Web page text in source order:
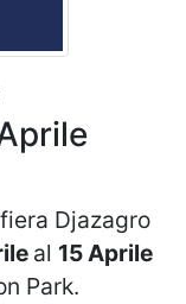
Djazagro
al 15 Aprile
Park.